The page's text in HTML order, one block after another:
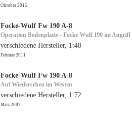
Oktober 2015
Focke-Wulf Fw 190 A-8
Operation Bodenplatte - Focke Wulf 190 im Angriff
verschiedene Hersteller, 1:48
Februar 2011
Focke-Wulf Fw 190 A-8
Auf Wiedersehen im Westen
verschiedene Hersteller, 1:72
März 2007